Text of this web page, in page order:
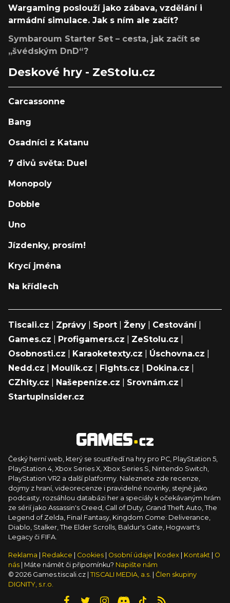
Wargaming poslouží jako zábava, vzdělání i
armádní simulace. Jak s ním ale začít?
Symbaroum Starter Set – cesta, jak začít se
„švédským DnD“?
Deskové hry - ZeStolu.cz
Carcassonne
Bang
Osadníci z Katanu
7 divů světa: Duel
Monopoly
Dobble
Uno
Jízdenky, prosím!
Krycí jména
Na křídlech
Tiscali.cz Zprávy Sport Ženy Cestování|
Games.cz
Profigamers.cz ZeStolu.cz
Osobnosti.cz
Karaoketexty.cz Úschovna.cz
Nedd.cz
Moulík.cz Fights.cz Dokina.cz
CZhity.cz
Našepeníze.cz Srovnám.cz
StartupInsider.cz
Český herní web, který se soustředí na hry pro PC, PlayStation 5,
PlayStation 4, Xbox Series X, Xbox Series S, Nintendo Switch,
PlayStation VR2 a další platformy. Naleznete zde recenze,
dojmy z hraní, videorecenze i pravidelné novinky, stejně jako
podcasty, rozsáhlou databázi her a speciály k očekávaným hrám
ze sérií jako Assassin's Creed, Call of Duty, Grand Theft Auto, The
Legend of Zelda, Final Fantasy, Kingdom Come: Deliverance,
Diablo, Stalker, The Elder Scrolls, Baldur's Gate, Hogwart's
Legacy či FIFA.
Reklama Redakce Cookies Osobní údaje Kodex Kontakt
O
nás
| Máte námět či připomínku? Napište nám
© 2026 Games.tiscali.cz | TISCALI MEDIA, a.s.
Člen skupiny
DIGNITY, s.r.o.